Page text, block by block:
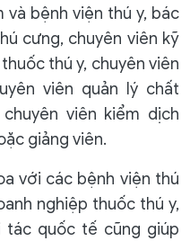
và bệnh viện thú y, bác
cưng, chuyên viên kỹ
thú y, chuyên viên
viên quản lý chất
viên kiểm dịch
giảng viên.
với các bệnh viện thú
nghiệp thuốc thú y,
tác quốc tế cũng giúp